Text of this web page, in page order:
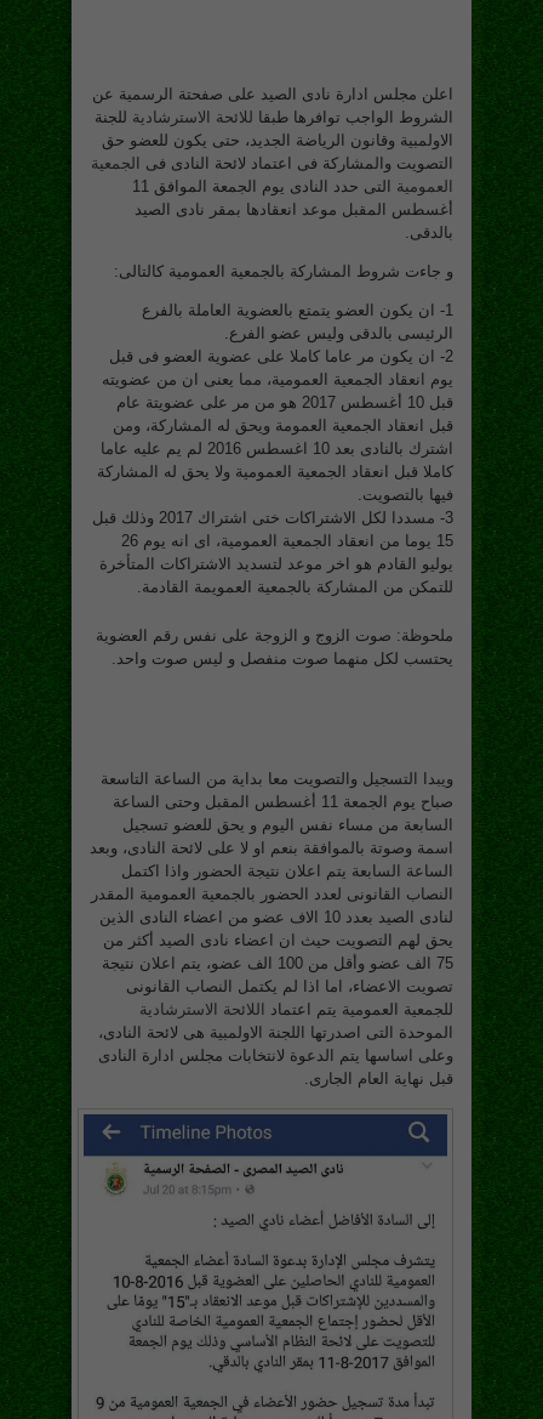
اعلن مجلس ادارة نادى الصيد على صفحتة الرسمية عن
الشروط الواجب توافرها طبقا للائحة الاسترشادية للجنة
الاولمبية وقانون الرياضة الجديد، حتى يكون للعضو حق
التصويت والمشاركة فى اعتماد لائحة النادى فى
الجمعية
العمومية
التى حدد النادى يوم الجمعة الموافق 11
أغسطس المقبل موعد انعقادها بمقر نادى الصيد
بالدقى.
و جاءت شروط المشاركة بالجمعية العمومية كالتالى:
1- ان يكون العضو يتمتع بالعضوية العاملة بالفرع
الرئيسى بالدقى وليس عضو الفرع.
2- ان يكون مر عاما كاملا على عضوية العضو فى قبل
يوم انعقاد الجمعية العمومية، مما يعنى ان من عضويته
قبل 10 أغسطس 2017 هو من مر على عضويتة عام
قبل انعقاد الجمعية العمومة ويحق له المشاركة، ومن
اشترك بالنادى بعد 10 اغسطس 2016 لم يم عليه عاما
كاملا قبل انعقاد الجمعية العمومية ولا يحق له المشاركة
فيها بالتصويت.
3- مسددا لكل الاشتراكات ختى اشتراك 2017 وذلك قبل
15 يوما من انعقاد الجمعية العمومية، اى انه يوم 26
يوليو القادم هو اخر موعد لتسديد الاشتراكات المتأخرة
للتمكن من المشاركة بالجمعية العمويمة القادمة.
ملحوظة: صوت الزوج و الزوجة على نفس رقم العضوية
يحتسب لكل منهما صوت منفصل و ليس صوت واحد.
ويبدا التسجيل والتصويت معا بداية من الساعة التاسعة
صباح يوم الجمعة 11 أغسطس المقبل وحتى الساعة
السابعة من مساء نفس اليوم و يحق للعضو تسجيل
اسمة وصوتة بالموافقة بنعم او لا على لائحة النادى، وبعد
الساعة السابعة يتم اعلان نتيجة الحضور واذا اكتمل
النصاب القانونى لعدد الحضور بالجمعية العمومية المقدر
لنادى الصيد بعدد 10 الاف عضو من اعضاء النادى الذين
يحق لهم التصويت حيث ان اعضاء نادى الصيد أكثر من
75 الف عضو وأقل من 100 الف عضو، يتم اعلان نتيجة
تصويت الاعضاء، اما اذا لم يكتمل النصاب القانونى
للجمعية العمومية يتم اعتماد
اللائحة الاسترشادية
الموحدة التى اصدرتها اللجنة الاولمبية هى لائحة النادى،
وعلى اساسها يتم الدعوة لانتخابات مجلس ادارة النادى
قبل نهاية العام الجارى.